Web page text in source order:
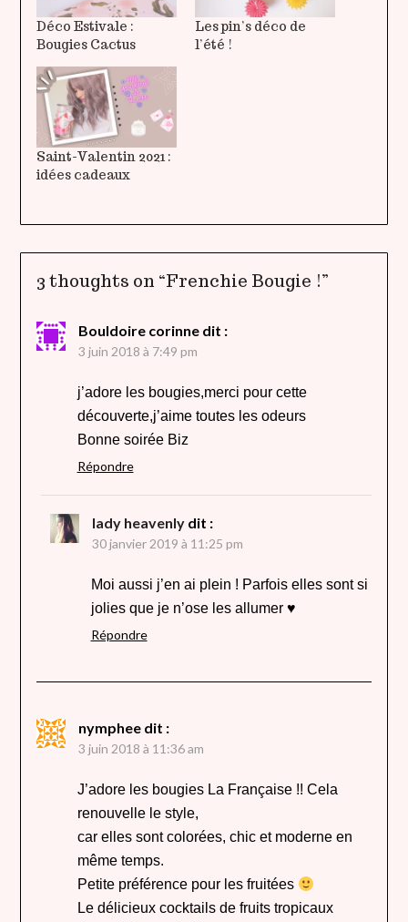
Déco Estivale :
Bougies Cactus
Les pin’s déco de
l’été !
Saint-Valentin 2021 :
idées cadeaux
3 thoughts on “Frenchie Bougie !”
Bouldoire corinne dit :
3 juin 2018 à 7:49 pm
j’adore les bougies,merci pour cette
découverte,j’aime toutes les odeurs
Bonne soirée Biz
Répondre
lady heavenly dit :
30 janvier 2019 à 11:25 pm
Moi aussi j’en ai plein ! Parfois elles sont si
jolies que je n’ose les allumer ♥
Répondre
nymphee dit :
3 juin 2018 à 11:36 am
J’adore les bougies La Française !! Cela
renouvelle le style,
car elles sont colorées, chic et moderne en
même temps.
Petite préférence pour les fruitées
Le délicieux cocktails de fruits tropicaux